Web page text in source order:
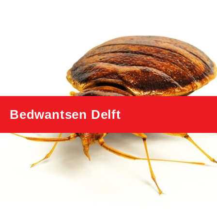
Bedwantsen Delft